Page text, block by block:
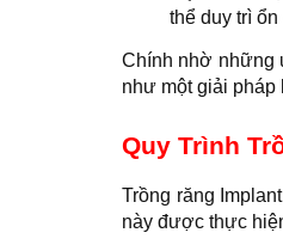
thể duy trì
Chính nhờ những
như một giải
Quy Trình
Trồng răng
này được thực